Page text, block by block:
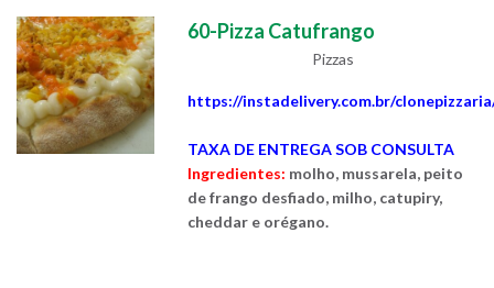
60-Pizza Catufrango
Pizzas
https://instadelivery.com.br/
TAXA DE ENTREGA SOB CONSULTA
Ingredientes: molho, mussarela, peito
de frango desfiado, milho, catupiry,
cheddar e orégano.